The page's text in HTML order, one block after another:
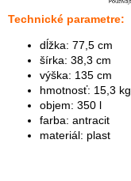
Technické parametre:
dĺžka: 77,5 cm
šírka: 38,3 cm
výška: 135 cm
hmotnosť: 15,3 kg
objem: 350 l
farba: antracit
materiál: plast